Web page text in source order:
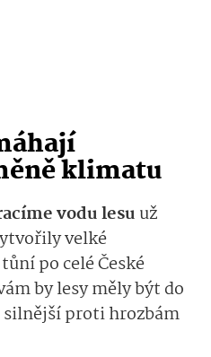
klimatu
vodu lesu už
velké
po celé České
by lesy měly být do
silnější proti hrozbám